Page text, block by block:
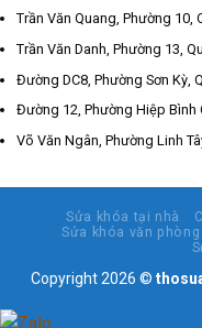
Trần Văn Quang, Phường 10,
Trần Văn Danh, Phường 13,
Đường DC8, Phường Sơn Kỳ,
Đường 12, Phường Hiệp Bình
Võ Văn Ngân, Phường Linh
Sửa khóa tại nhà
Sửa khóa văn phòng
Copyright 2026 ©